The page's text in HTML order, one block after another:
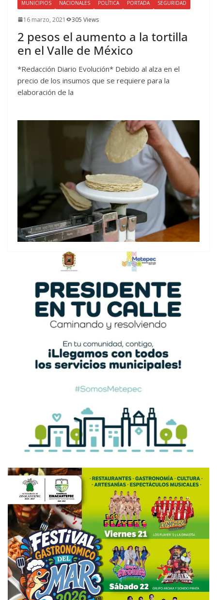
MUNICIPIOS NACIONALES POLÍTICA PORTADA SEGURIDAD
16 marzo, 2021 305 Views
2 pesos el aumento a la tortilla
en el Valle de México
*Redacción Diario Evolución* Debido al alza en el
precio de los insumos que se requiere para la
elaboración de la